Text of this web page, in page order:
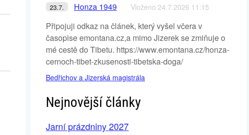
23.7. Honza 1949 Vloženo 24.7.2026 11:15
Připojuji odkaz na článek, který vyšel včera v
časopise emontana.cz,a mimo Jizerek se zmiňuje o
mé cestě do Tibetu. https://www.emontana.cz/honza-
cernoch-tibet-zkusenosti-tibetska-doga/
Bedřichov a Jizerská magistrála
Nejnovější články
Jarní prázdniny 2027